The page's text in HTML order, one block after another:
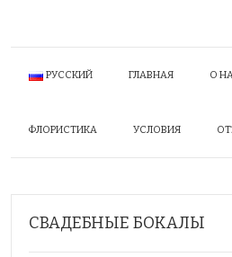
РУССКИЙ ГЛАВНАЯ О
ФЛОРИСТИКА УСЛОВИЯ
СВАДЕБНЫЕ БОКАЛЫ